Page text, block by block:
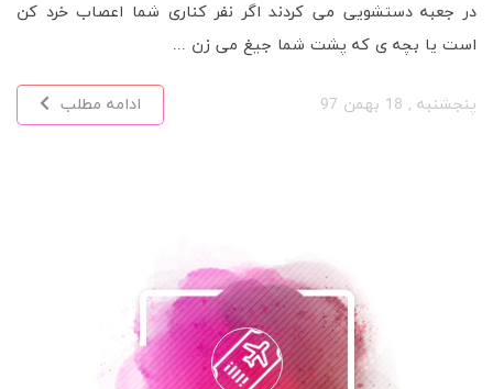
در جعبه دستشویی می کردند اگر نفر کناری شما اعصاب خرد کن
است یا بچه ی که پشت شما جیغ می زن ...
پنجشنبه , 18 بهمن 97 ادامه مطلب